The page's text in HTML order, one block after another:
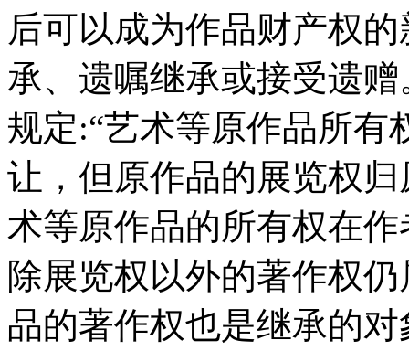
后可以成为作品财产权
承、遗嘱继承或接受遗
规定:“艺术等原作品所有
让，但原作品的展览权
术等原作品的所有权在
除展览权以外的著作权
品的著作权也是继承的对